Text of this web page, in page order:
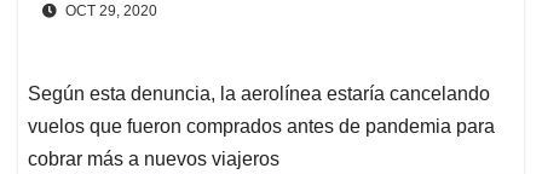
OCT 29, 2020
Según esta denuncia, la aerolínea estaría cancelando
vuelos que fueron comprados antes de pandemia para
cobrar más a nuevos viajeros